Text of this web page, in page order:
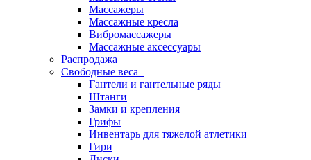
Массажеры
Массажные кресла
Вибромассажеры
Массажные аксессуары
Распродажа
Свободные веса
Гантели и гантельные ряды
Штанги
Замки и крепления
Грифы
Инвентарь для тяжелой атлетики
Гири